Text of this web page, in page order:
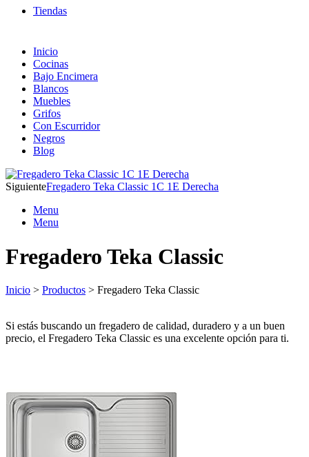
TOP en Ventas
Tiendas
Inicio
Cocinas
Bajo Encimera
Blancos
Muebles
Grifos
Con Escurridor
Negros
Blog
SiguienteFregadero Teka Classic 1C 1E Derecha
Menu
Menu
Fregadero Teka Classic
Inicio > Productos > Fregadero Teka Classic
Si estás buscando un fregadero de calidad, duradero y a un buen
precio, el Fregadero Teka Classic es una excelente opción para ti.